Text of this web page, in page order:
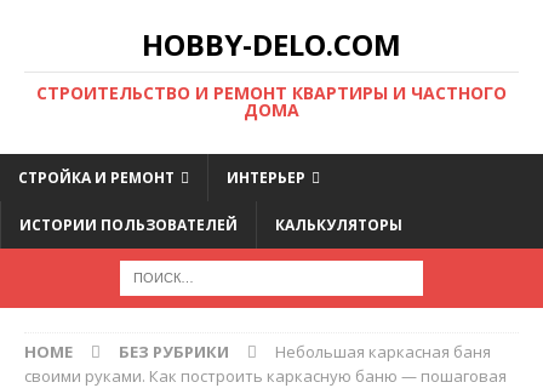
HOBBY-DELO.COM
CТРОИТЕЛЬСТВО И РЕМОНТ КВАРТИРЫ И ЧАСТНОГО
ДОМА
СТРОЙКА И РЕМОНТ ИНТЕРЬЕР
ИСТОРИИ ПОЛЬЗОВАТЕЛЕЙ КАЛЬКУЛЯТОРЫ
HOME БЕЗ РУБРИКИ
Небольшая каркасная баня
своими руками. Как построить каркасную баню — пошаговая